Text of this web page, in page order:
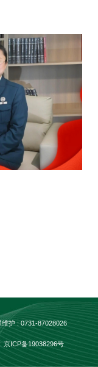
护 : 0731-87028026
京ICP备19038296号